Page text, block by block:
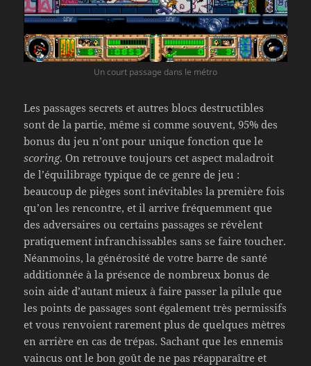
Un court passage dans le métro
Les passages secrets et autres blocs destructibles
sont de la partie, même si comme souvent, 95% des
bonus du jeu n’ont pour unique fonction que le
scoring. On retrouve toujours cet aspect maladroit
de l’équilibrage typique de ce genre de jeu :
beaucoup de pièges sont inévitables la première fois
qu’on les rencontre, et il arrive fréquemment que
des adversaires ou certains passages se révèlent
pratiquement infranchissables sans se faire toucher.
Néanmoins, la générosité de votre barre de santé
additionnée à la présence de nombreux bonus de
soin aide d’autant mieux à faire passer la pilule que
les points de passages sont également très permissifs
et vous renvoient rarement plus de quelques mètres
en arrière en cas de trépas. Sachant que les ennemis
vaincus ont le bon goût de ne pas réapparaître et